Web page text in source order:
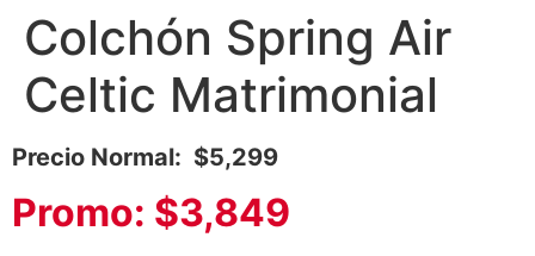
Colchón Spring Air
Celtic Matrimonial
Precio Normal: $5,299
Promo: $3,849